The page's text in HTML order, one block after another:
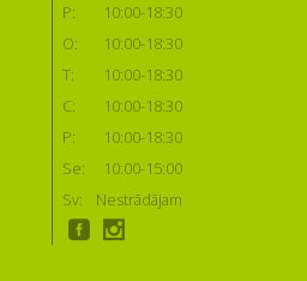
P:
10:00-18:30
O:
10:00-18:30
T:
10:00-18:30
C:
10:00-18:30
P:
10:00-18:30
Se:
10:00-15:00
Sv:
Nestrādājam